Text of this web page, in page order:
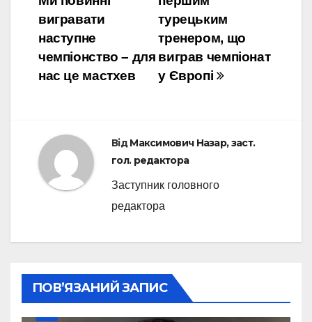
записів
турецьким
тренером, що
виграв чемпіонат
у Європі
вигравати
наступне
чемпіонство – для
нас це мастхев
ВідМаксимович Назар, заст.
гол. редактора
Заступник головного
редактора
ПОВ’ЯЗАНИЙ ЗАПИС